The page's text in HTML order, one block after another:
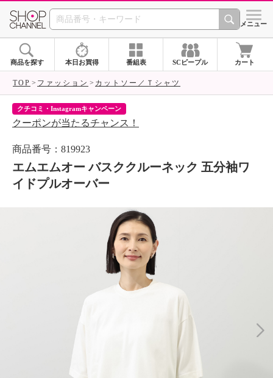
SHOP CHANNEL シメニュー
商品を探す 本日お買得 番組表 SCピープル カート
TOP ファッション カットソー／Ｔシャツ
クチコミ・Instagramキャンペーン
クーポンが当たるチャンス！
商品番号：819923
エムエムオー バスククルーネック 五分袖ワ
イドプルオーバー